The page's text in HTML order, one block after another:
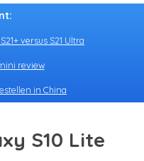
versus S21 Ultra
review
in China
S10 Lite